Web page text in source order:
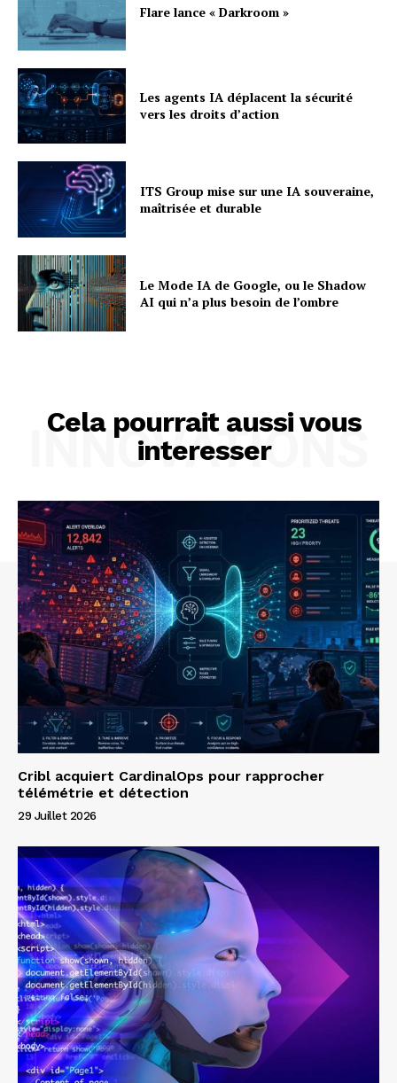
Flare lance « Darkroom »
Les agents IA déplacent la sécurité
vers les droits d’action
ITS Group mise sur une IA souveraine,
maîtrisée et durable
Le Mode IA de Google, ou le Shadow
AI qui n’a plus besoin de l’ombre
Cela pourrait aussi vous
interesser
INNOVATIONS
Cribl acquiert CardinalOps pour rapprocher
télémétrie et détection
29 Juillet 2026